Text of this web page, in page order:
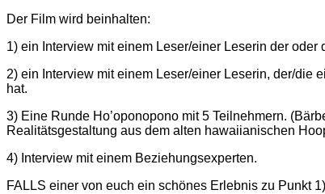
Der Film wird beinhalten:
1) ein Interview mit einem Leser/einer Leserin der
2) ein Interview mit einem Leser/einer Leserin, der/die
hat.
3) Eine Runde Ho’oponopono mit 5 Teilnehmern.
Realitätsgestaltung aus dem alten hawaiianischen
4) Interview mit einem Beziehungsexperten.
FALLS einer von euch ein schönes Erlebnis zu Punkt